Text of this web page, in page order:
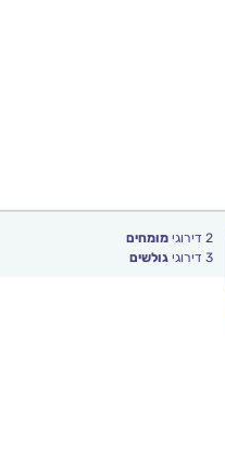
2 דירוגימומחים
3 דירוגיגולשים